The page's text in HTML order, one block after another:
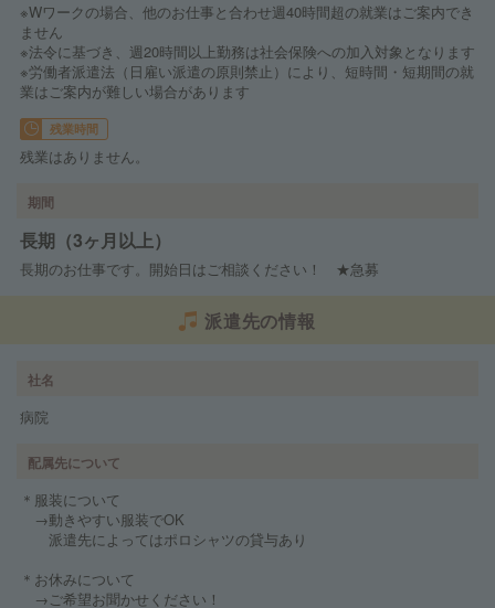
※Wワークの場合、他のお仕事と合わせ週40時間超の就業はご案内でき
ません
※法令に基づき、週20時間以上勤務は社会保険への加入対象となります
※労働者派遣法（日雇い派遣の原則禁止）により、短時間・短期間の就
業はご案内が難しい場合があります
残業時間
残業はありません。
期間
長期（3ヶ月以上）
長期のお仕事です。開始日はご相談ください！ ★急募
派遣先の情報
社名
病院
配属先について
＊服装について
→動きやすい服装でOK
派遣先によってはポロシャツの貸与あり
＊お休みについて
→ご希望お聞かせください！